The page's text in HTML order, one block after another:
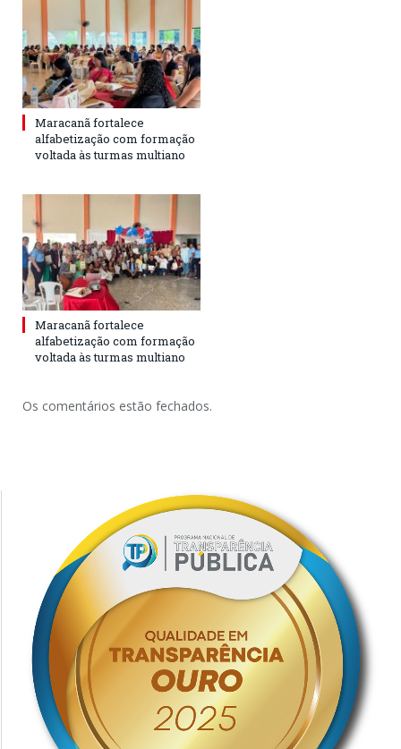
Maracanã fortalece
alfabetização com formação
voltada às turmas multiano
Maracanã fortalece
alfabetização com formação
voltada às turmas multiano
Os comentários estão fechados.